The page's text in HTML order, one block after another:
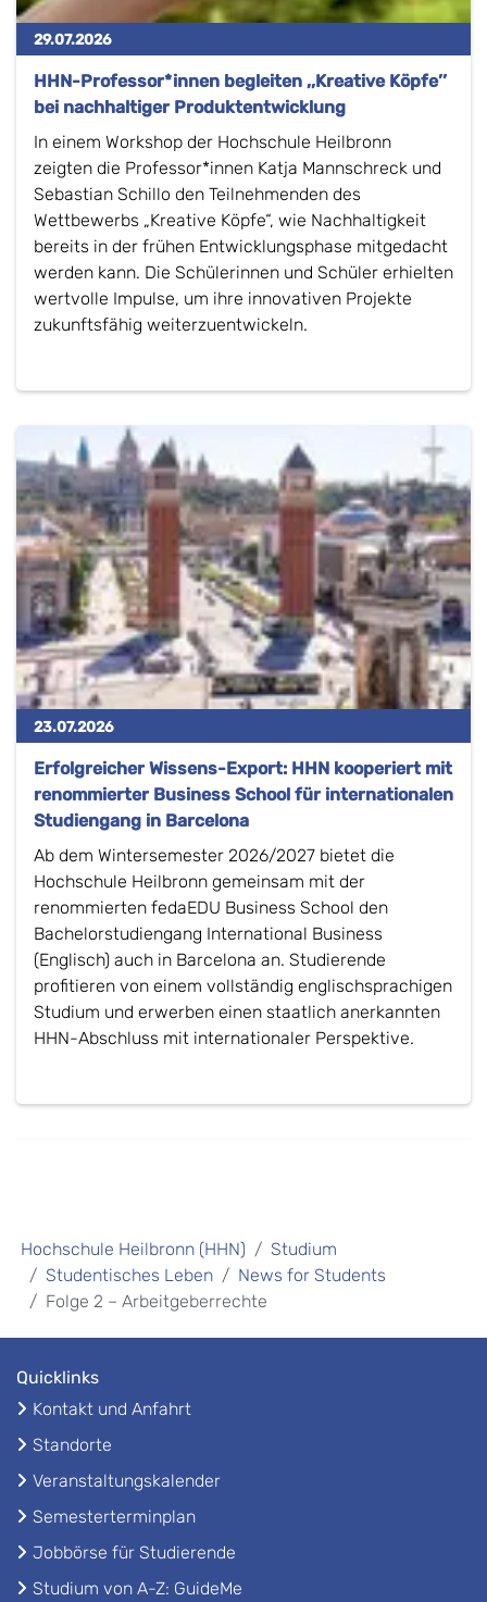
29.07.2026
HHN-Professor*innen begleiten ,,Kreative Köpfe’’
bei nachhaltiger Produktentwicklung
In einem Workshop der Hochschule Heilbronn
zeigten die Professor*innen Katja Mannschreck und
Sebastian Schillo den Teilnehmenden des
Wettbewerbs „Kreative Köpfe“, wie Nachhaltigkeit
bereits in der frühen Entwicklungsphase mitgedacht
werden kann. Die Schülerinnen und Schüler erhielten
wertvolle Impulse, um ihre innovativen Projekte
zukunftsfähig weiterzuentwickeln.
23.07.2026
Erfolgreicher Wissens-Export: HHN kooperiert mit
renommierter Business School für internationalen
Studiengang in Barcelona
Ab dem Wintersemester 2026/2027 bietet die
Hochschule Heilbronn gemeinsam mit der
renommierten fedaEDU Business School den
Bachelorstudiengang International Business
(Englisch) auch in Barcelona an. Studierende
profitieren von einem vollständig englischsprachigen
Studium und erwerben einen staatlich anerkannten
HHN-Abschluss mit internationaler Perspektive.
Hochschule Heilbronn (HHN)
Studium
Studentisches Leben
News for Students
Folge 2 – Arbeitgeberrechte
Quicklinks
Kontakt und Anfahrt
Standorte
Veranstaltungskalender
Semesterterminplan
Jobbörse für Studierende
Studium von A-Z: GuideMe